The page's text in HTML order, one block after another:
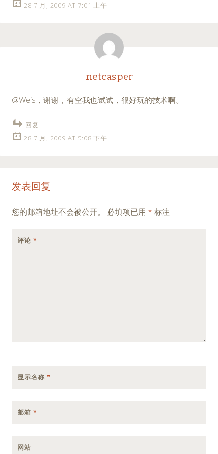
28 7 月, 2009 AT 7:01 上午
netcasper
@Weis，谢谢，有空我也试试，很好玩的技术啊。
回复
28 7 月, 2009 AT 5:08 下午
发表回复
您的邮箱地址不会被公开。 必填项已用 * 标注
评论 *
显示名称 *
邮箱 *
网站